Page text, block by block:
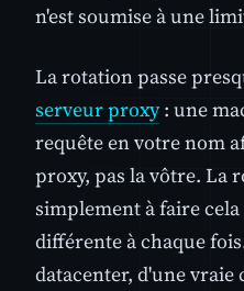
n'est soumise à une
La rotation passe
serveur proxy: une
requête en votre nom
proxy, pas la vôtre. La
simplement à faire
différente à chaque
datacenter, d'une